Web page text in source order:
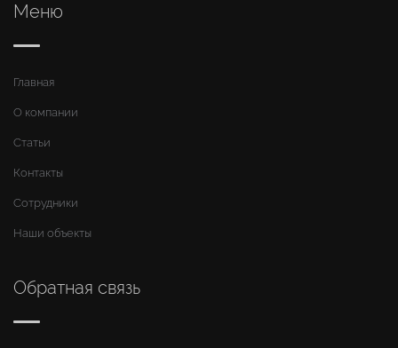
Меню
Главная
О компании
Статьи
Контакты
Сотрудники
Наши объекты
Обратная связь